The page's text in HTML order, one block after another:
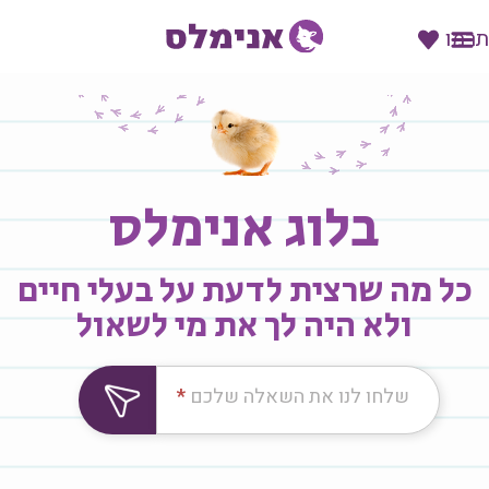
תרמו
בלוג אנימלס
כל מה שרצית לדעת על בעלי חיים
ולא היה לך את מי לשאול
לנו
השאלה
שלחו לנו את השאלה שלכם*